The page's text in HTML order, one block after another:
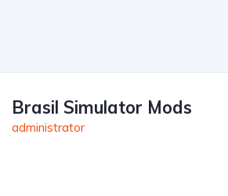
Brasil Simulator Mods
administrator